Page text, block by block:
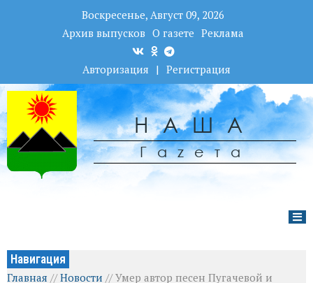
Воскресенье, Август 09, 2026
Архив выпусков О газете Реклама
Авторизация | Регистрация
НАША
Гаzета
Навигация
Главная //Новости //Умер автор песен Пугачевой и